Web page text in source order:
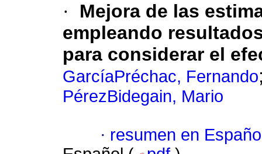
·
Mejora de las
empleando
para considerar el
GarcíaPréchac, Fernando
PérezBidegain, Mario
· resumen en